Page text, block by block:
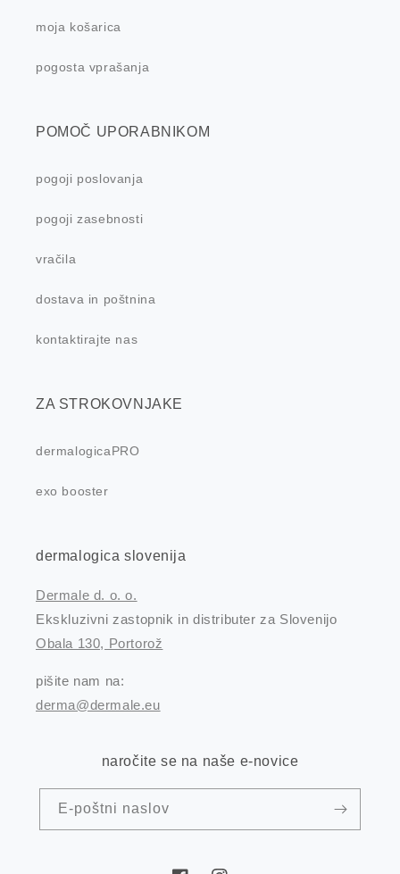
moja košarica
pogosta vprašanja
POMOČ UPORABNIKOM
pogoji poslovanja
pogoji zasebnosti
vračila
dostava in poštnina
kontaktirajte nas
ZA STROKOVNJAKE
dermalogicaPRO
exo booster
dermalogica slovenija
Dermale d. o. o.
Ekskluzivni zastopnik in distributer za Slovenijo
Obala 130, Portorož
pišite nam na:
derma@dermale.eu
naročite se na naše e-novice
E-poštni naslov